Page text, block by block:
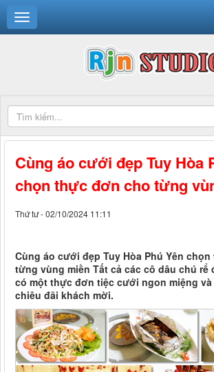
Cùng áo cưới đẹp Tuy Hòa
chọn thực đơn cho từng
Thứ tư - 02/10/2024 11:11
Cùng áo cưới đẹp Tuy Hòa Phú Yên
từng vùng miền Tất cả các cô dâu chú rể
có một thực đơn tiệc cưới ngon miệng và
chiêu đãi khách mời.